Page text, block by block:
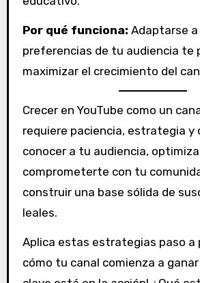
Por qué funciona: Adaptarse a
preferencias de tu audiencia te
maximizar el crecimiento del
Crecer en YouTube como un
requiere paciencia, estrategia y
conocer a tu audiencia,
comprometerte con tu
construir una base sólida de
leales.
Aplica estas estrategias paso a
cómo tu canal comienza a ganar